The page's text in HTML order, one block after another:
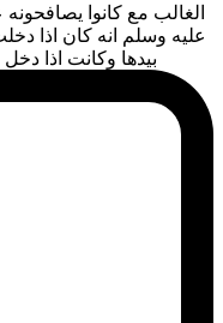
الغالب مع كانوا
عليه وسلم انه كان اذا
بيدها وكانت اذا